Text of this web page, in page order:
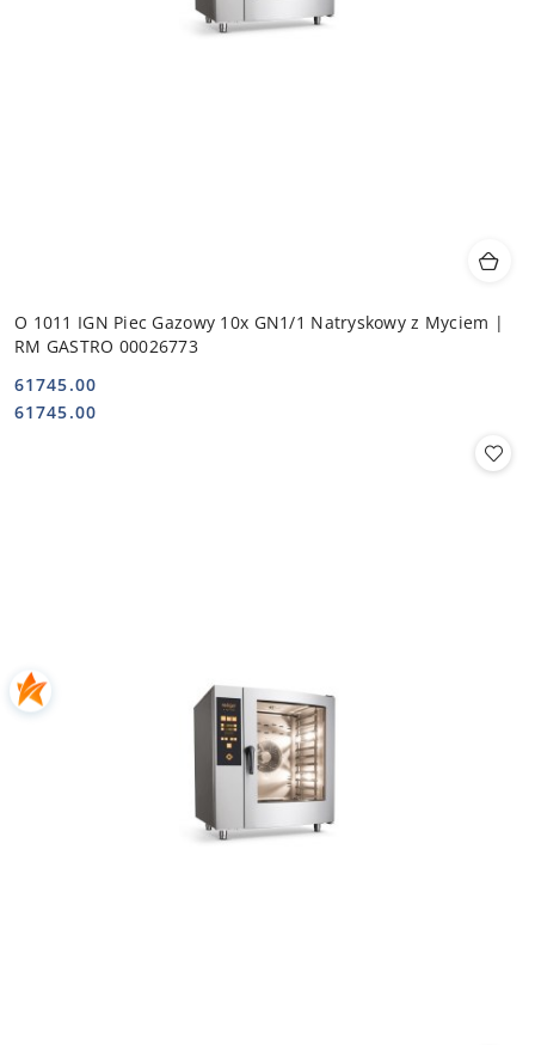
O 1011 IGN Piec Gazowy 10x GN1/1 Natryskowy z Myciem |
RM GASTRO 00026773
Cena:
61745.00
Cena:
61745.00